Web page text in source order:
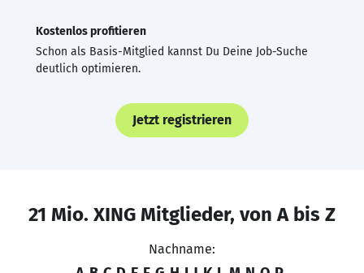
Kostenlos profitieren
Schon als Basis-Mitglied kannst Du Deine Job-Suche
deutlich optimieren.
Jetzt registrieren
21 Mio. XING Mitglieder, von A bis Z
Nachname: